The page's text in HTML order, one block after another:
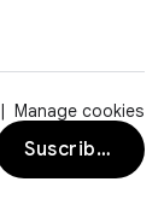
Manage cookies
Suscribirse